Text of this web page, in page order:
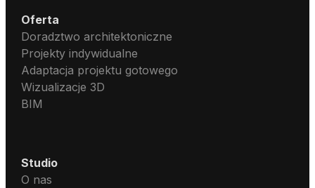
Oferta
Doradztwo architektoniczne
Projekty indywidualne
Adaptacja projektu gotowego
Wizualizacje 3D
BIM
Studio
O nas